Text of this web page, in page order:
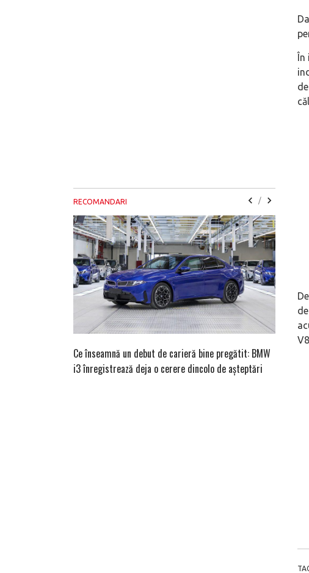
În
RECOMANDARI /
Ce înseamnă un debut de carieră bine pregătit: BMW
i3 înregistrează deja o cerere dincolo de așteptări